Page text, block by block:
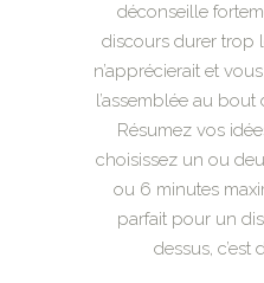
déconseille
discours durer trop
n’apprécierait et
l’assemblée au
Résumez vos
choisissez un ou
ou 6 minutes
parfait pour un
dessus, c’est